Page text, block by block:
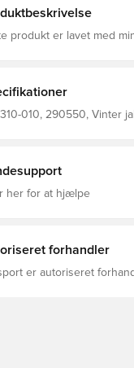
produkt er lavet med
010, 290550, Vinter
her for at hjælpe
forhandler
er autoriseret